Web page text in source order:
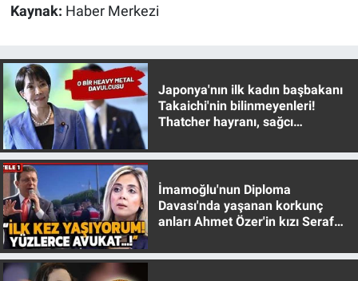
Kaynak: Haber Merkezi
Japonya'nın ilk kadın başbakanı
Takaichi'nin bilinmeyenleri!
Thatcher hayranı, sağcı
İmamoğlu'nun Diploma
Davası'nda yaşanan korkunç
anları Ahmet Özer'in kızı Seraf